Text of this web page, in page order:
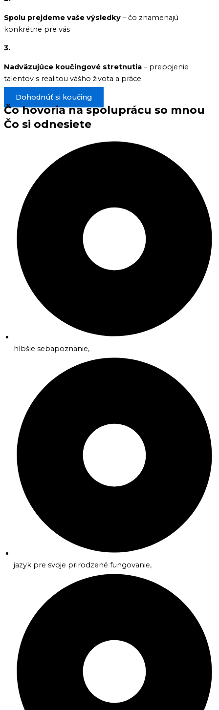
Spolu prejdeme vaše výsledky – čo znamenajú
konkrétne pre vás
3.
Nadväzujúce koučingové stretnutia – prepojenie
talentov s realitou vášho života a práce
Dohodnúť si koučing
Čo hovoria na spoluprácu so mnou
Čo si odnesiete
hlbšie sebapoznanie,
jazyk pre svoje prirodzené fungovanie,